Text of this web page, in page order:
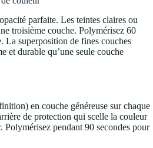
parfaite. Les teintes claires ou
troisième couche. Polymérisez 60
La superposition de fines couches
et durable qu’une seule couche
en couche généreuse sur chaque
de protection qui scelle la couleur
pendant 90 secondes pour